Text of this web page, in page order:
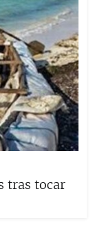
tras tocar